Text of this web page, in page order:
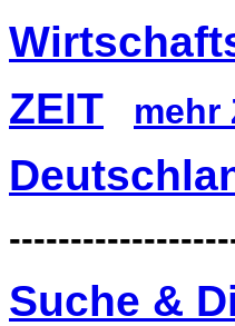
ZEIT
mehr
Suche &